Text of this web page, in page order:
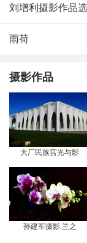
刘增利摄影作品
雨荷
摄影作品
大厂民族宫光与影
孙建军摄影:兰之